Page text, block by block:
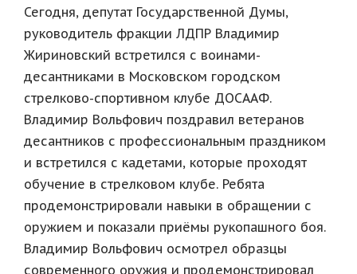
Сегодня, депутат Государственной Думы,
руководитель фракции ЛДПР Владимир
Жириновский встретился с воинами-
десантниками в Московском городском
стрелково-спортивном клубе ДОСААФ.
Владимир Вольфович поздравил ветеранов
десантников с профессиональным праздником
и встретился с кадетами, которые проходят
обучение в стрелковом клубе. Ребята
продемонстрировали навыки в обращении с
оружием и показали приёмы рукопашного боя.
Владимир Вольфович осмотрел образцы
современного оружия и продемонстрировал